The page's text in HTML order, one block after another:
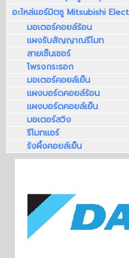
อะไหล่แอร์มิตซู Mitsubishi
มอเตอร์คอยล์ร้อน
แผงรับสัญญาณรีโมท
สายเซ็นเซอร์
โพรงกระรอก
มอเตอร์คอยล์เย็น
แผงบอร์ดคอยล์ร้อน
แผงบอร์ดคอยล์เย็น
มอเตอร์สวิง
รีโมทแอร์
รังผึ้งคอยล์เย็น